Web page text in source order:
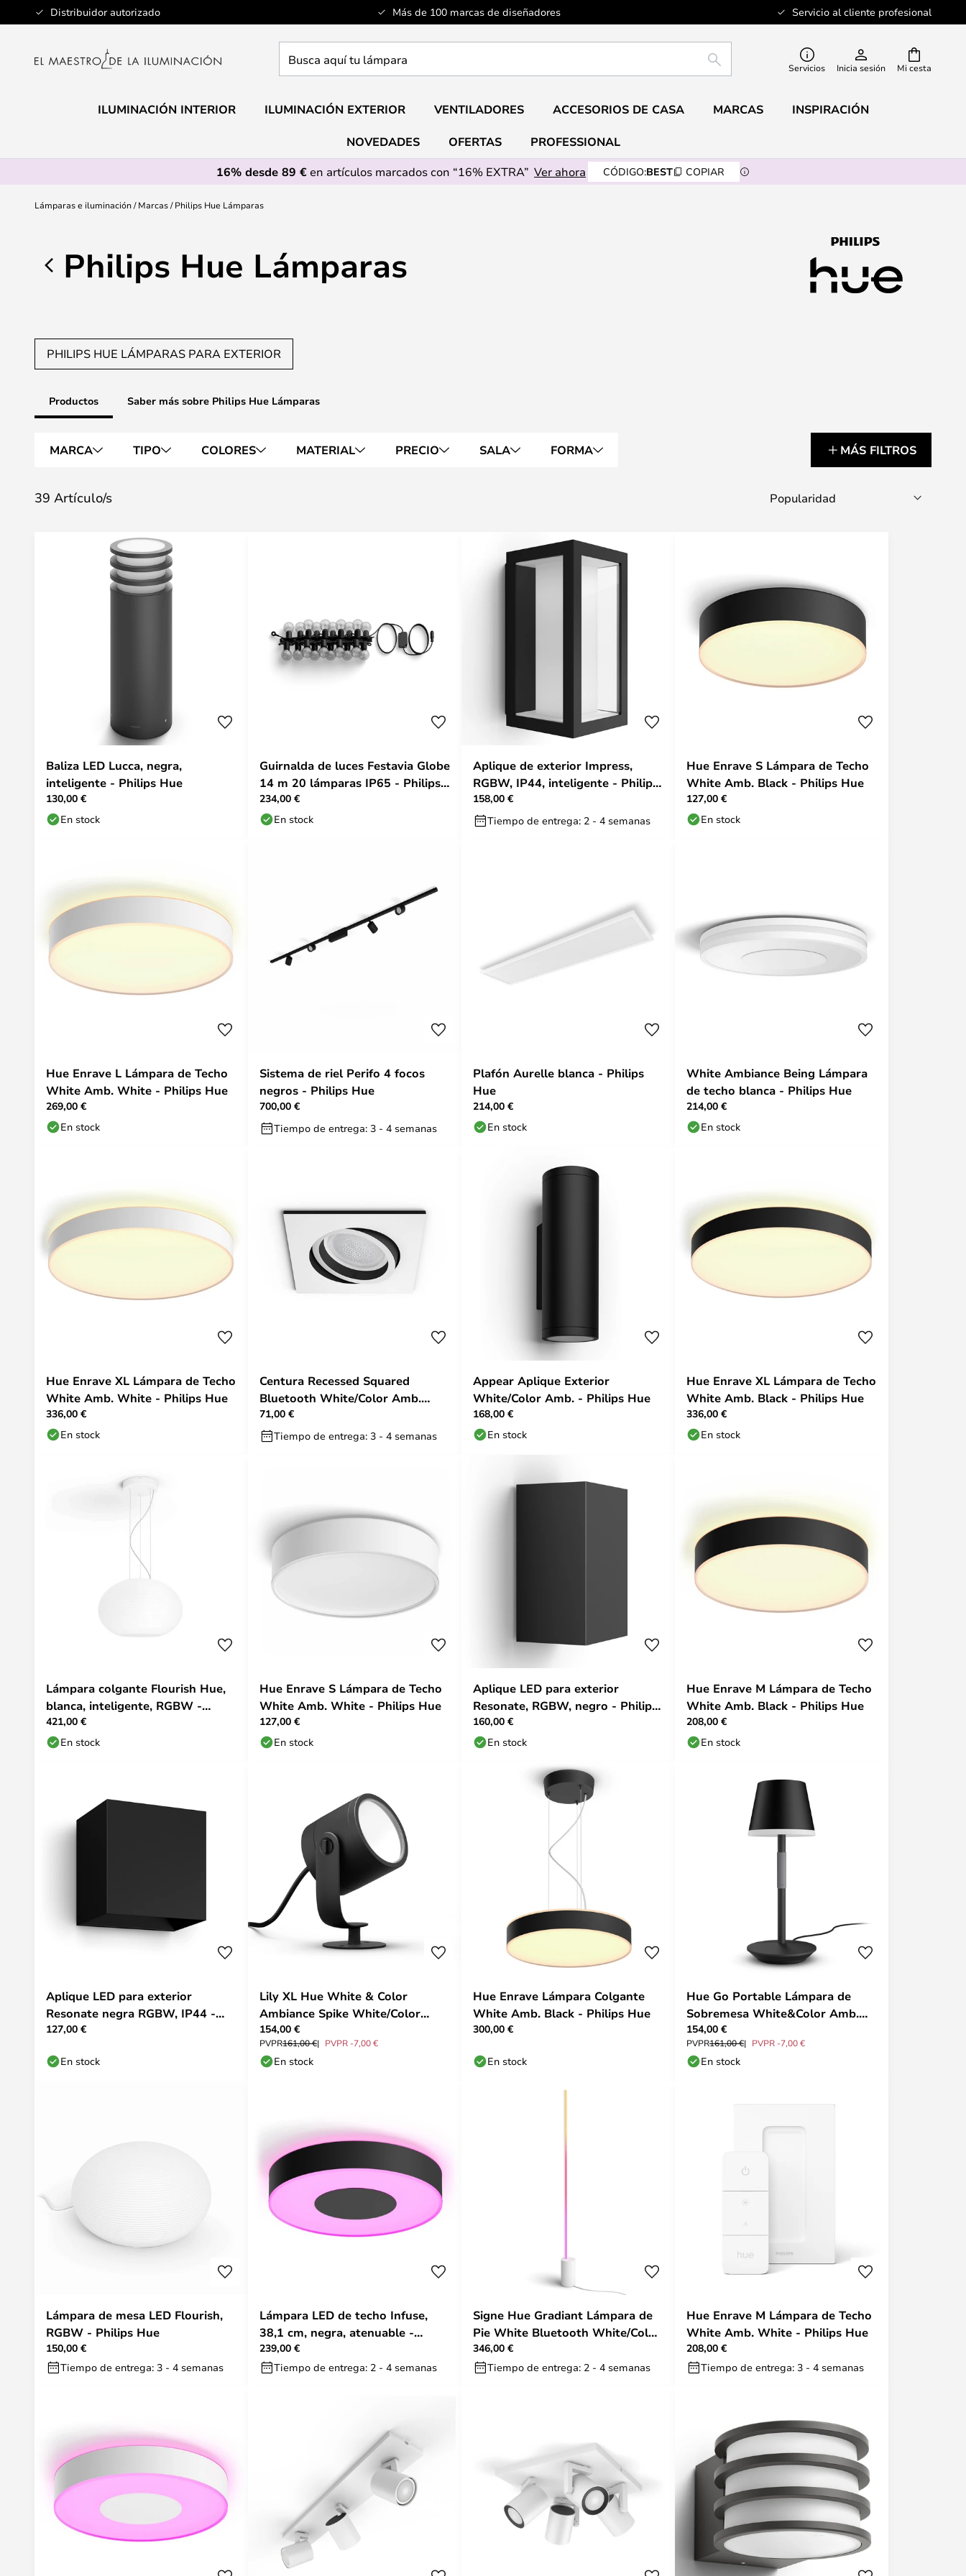
Distribuidor autorizado Más de 100 marcas de diseñadores Servicio al cliente profesional
Ir
al
Mi cesta
aquí
lámpara
BUSCAR Servicios Inicia sesión
ILUMINACIÓN INTERIOR ILUMINACIÓN EXTERIOR VENTILADORES ACCESORIOS DE CASA MARCAS INSPIRACIÓN
NOVEDADES OFERTAS
PROFESSIONAL
16% desde 89 €en artículos marcados con “16% EXTRA” Ver ahora CÓDIGO:BEST COPIAR
Lámparas e iluminación Marcas Philips Hue Lámparas
Philips Hue Lámparas
PHILIPS HUE LÁMPARAS PARA EXTERIOR
Productos Saber más sobre Philips Hue Lámparas
MARCA TIPO COLORES MATERIAL PRECIO SALA FORMA MÁS FILTROS
39 Artículo/s
Baliza LED Lucca, negra,
inteligente - Philips Hue
130,00 €
En stock
Guirnalda de luces Festavia Globe
14 m 20 lámparas IP65 - Philips
Hue
234,00 €
En stock
Aplique de exterior Impress,
RGBW, IP44, inteligente - Philips
Hue
158,00 €
Tiempo de entrega: 2 - 4 semanas
Hue Enrave S Lámpara de Techo
White Amb. Black - Philips Hue
127,00 €
En stock
Hue Enrave L Lámpara de Techo
White Amb. White - Philips Hue
269,00 €
En stock
Sistema de riel Perifo 4 focos
negros - Philips Hue
700,00 €
Tiempo de entrega: 3 - 4 semanas
Plafón Aurelle blanca - Philips
Hue
214,00 €
En stock
White Ambiance Being Lámpara
de techo blanca - Philips Hue
214,00 €
En stock
Hue Enrave XL Lámpara de Techo
White Amb. White - Philips Hue
336,00 €
En stock
Centura Recessed Squared
Bluetooth White/Color Amb.
White - Philips Hue
71,00 €
Tiempo de entrega: 3 - 4 semanas
Appear Aplique Exterior
White/Color Amb. - Philips Hue
168,00 €
En stock
Hue Enrave XL Lámpara de Techo
White Amb. Black - Philips Hue
336,00 €
En stock
Lámpara colgante Flourish Hue,
blanca, inteligente, RGBW -
Philips Hue
421,00 €
En stock
Hue Enrave S Lámpara de Techo
White Amb. White - Philips Hue
127,00 €
En stock
Aplique LED para exterior
Resonate, RGBW, negro - Philips
Hue
160,00 €
En stock
Hue Enrave M Lámpara de Techo
White Amb. Black - Philips Hue
208,00 €
En stock
Aplique LED para exterior
Resonate negra RGBW, IP44 -
Philips Hue
127,00 €
En stock
Lily XL Hue White & Color
Ambiance Spike White/Color
Amb. - Philips Hue
154,00 €
PVPR161,00 € PVPR -7,00 €
En stock
Hue Enrave Lámpara Colgante
White Amb. Black - Philips Hue
300,00 €
En stock
Hue Go Portable Lámpara de
Sobremesa White&Color Amb.
Black - Philips Hue
154,00 €
PVPR161,00 € PVPR -7,00 €
En stock
Lámpara de mesa LED Flourish,
RGBW - Philips Hue
150,00 €
Tiempo de entrega: 3 - 4 semanas
Lámpara LED de techo Infuse,
38,1 cm, negra, atenuable -
Philips Hue
239,00 €
Tiempo de entrega: 2 - 4 semanas
Signe Hue Gradiant Lámpara de
Pie White Bluetooth White/Color
Amb. - Philips Hue
346,00 €
Tiempo de entrega: 2 - 4 semanas
Hue Enrave M Lámpara de Techo
White Amb. White - Philips Hue
208,00 €
Tiempo de entrega: 3 - 4 semanas